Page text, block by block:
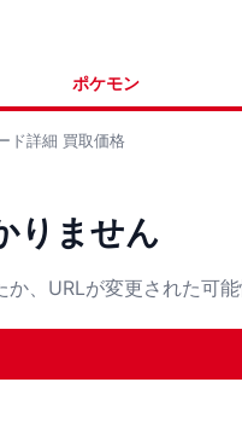
ポケモン
ド詳細 買取価格
りません
、URLが変更された可能